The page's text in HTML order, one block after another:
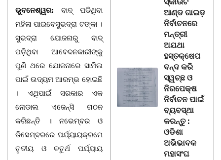
ଭୁବନେଶ୍ୱର: ବାଦ୍ ପଡିଥିବା
ମହିଳା ପାଇବେସୁଭଦ୍ରା ଟଙ୍କା ।
ସୁଭଦ୍ରା ଯୋଜନାରୁ ବାଦ୍
ପଡ଼ିଥିବା ଆବେଦନକାରୀଙ୍କୁ
ପୁଣି ଥରେ ଯୋଜନାରେ ସାମିଲ
ପାଇଁ ଉଦ୍ୟମ ଆରମ୍ଭ ହୋଇଛି
। ଏଥିପାଇଁ ସରକାର ଏକ
ନୋଡାଲ ଏଜେନ୍ସି ଗଠନ
କରିଛନ୍ତି । ନଭେମ୍ବର ଓ
ଡିସେମ୍ବରରେ ପର୍ଯ୍ୟାୟକ୍ରମେ
ତୃତୀୟ ଓ ଚତୁର୍ଥ ପର୍ଯ୍ୟାୟ
ସ୍କାଉଟ
ଆଣ୍ଡ ଗାଇଡ଼
ନିର୍ବାଚନରେ
ମନ୍ତ୍ରୀ
ଅଯଥା
ହସ୍ତକ୍ଷେପ
ବନ୍ଦ କରି
ସ୍ୱଚ୍ଛ ଓ
ନିରପେକ୍ଷ
ନିର୍ବାଚନ ପାଇଁ
ବ୍ୟବସ୍ଥା
କରନ୍ତୁ :
ଓଡିଶା
ଅଭିଭାବକ
ମହାସଂଘ